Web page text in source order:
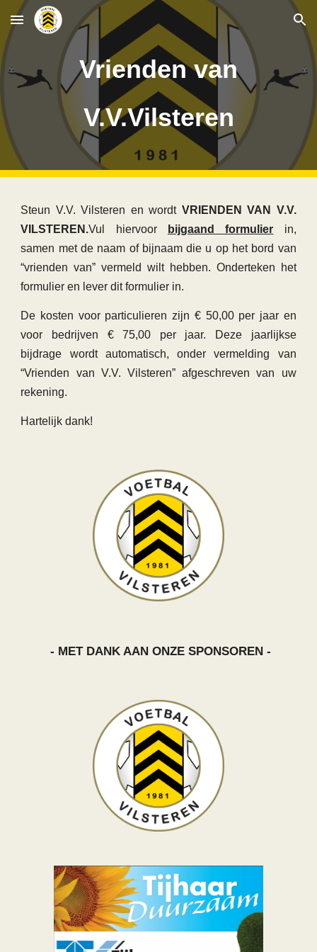
Skip to main content Skip to navigation
Vrienden van
V.V.Vilsteren
Steun V.V. Vilsteren en wordt VRIENDEN VAN V.V.
VILSTEREN.Vul hiervoor bijgaand formulier in,
samen met de naam of bijnaam die u op het bord van
“vrienden van” vermeld wilt hebben. Onderteken het
formulier en lever dit formulier in.
De kosten voor particulieren zijn € 50,00 per jaar en
voor bedrijven € 75,00 per jaar. Deze jaarlijkse
bijdrage wordt automatisch, onder vermelding van
“Vrienden van V.V. Vilsteren” afgeschreven van uw
rekening.
Hartelijk dank!
- MET DANK AAN ONZE SPONSOREN -